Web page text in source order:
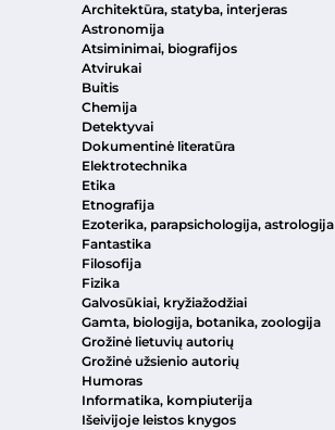
Architektūra, statyba, interjeras
Astronomija
Atsiminimai, biografijos
Atvirukai
Buitis
Chemija
Detektyvai
Dokumentinė literatūra
Elektrotechnika
Etika
Etnografija
Ezoterika, parapsichologija, astrologija
Fantastika
Filosofija
Fizika
Galvosūkiai, kryžiažodžiai
Gamta, biologija, botanika, zoologija
Grožinė lietuvių autorių
Grožinė užsienio autorių
Humoras
Informatika, kompiuterija
Išeivijoje leistos knygos